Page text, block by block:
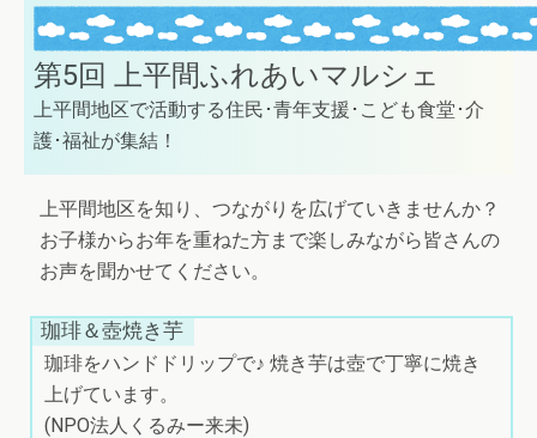
第5回 上平間ふれあいマルシェ
上平間地区で活動する住民･青年支援･こども食堂･介
護･福祉が集結！
上平間地区を知り、つながりを広げていきませんか？
お子様からお年を重ねた方まで楽しみながら皆さんの
お声を聞かせてください。
珈琲＆壺焼き芋
珈琲をハンドドリップで♪ 焼き芋は壺で丁寧に焼き
上げています。
(NPO法人くるみー来未)